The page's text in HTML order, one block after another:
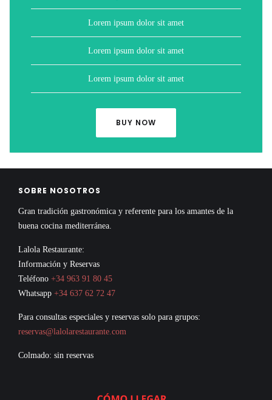
Lorem ipsum dolor sit amet
Lorem ipsum dolor sit amet
Lorem ipsum dolor sit amet
BUY NOW
SOBRE NOSOTROS
Gran tradición gastronómica y referente para los amantes de la
buena cocina mediterránea.
Lalola Restaurante:
Información y Reservas
Teléfono +34 963 91 80 45
Whatsapp +34 637 62 72 47
Para consultas especiales y reservas solo para grupos:
reservas@lalolarestaurante.com
Colmado: sin reservas